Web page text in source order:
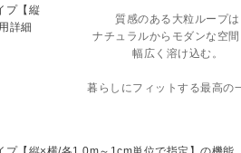
質感のある大粒ループは
ナチュラルからモダンな空
幅広く溶け込む。
暮らしにフィットする最高の